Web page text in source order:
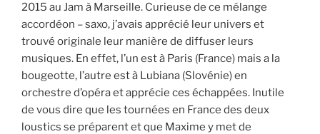
2015 au Jam à Marseille. Curieuse de ce mélange
accordéon – saxo, j’avais apprécié leur univers et
trouvé originale leur manière de diffuser leurs
musiques. En effet, l’un est à Paris (France) mais a la
bougeotte, l’autre est à Lubiana (Slovénie) en
orchestre d’opéra et apprécie ces échappées. Inutile
de vous dire que les tournées en France des deux
loustics se préparent et que Maxime y met de